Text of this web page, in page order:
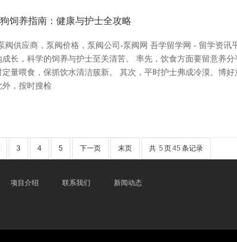
饲养指南：健康与护士全攻略
阀供应商，泵阀价格，泵阀公司-泵阀网 吾学留学网 - 留学资
长，科学的饲养与护士至关清苦。 率先，饮食方面要留意养
量喂食，保抓饮水清洁簇新。 其次，平时护士弗成冷漠。博
，按时搜检
3 4 5 下一页 末页 共 5 页45 条记录
项目介绍 联系我们 新闻动态